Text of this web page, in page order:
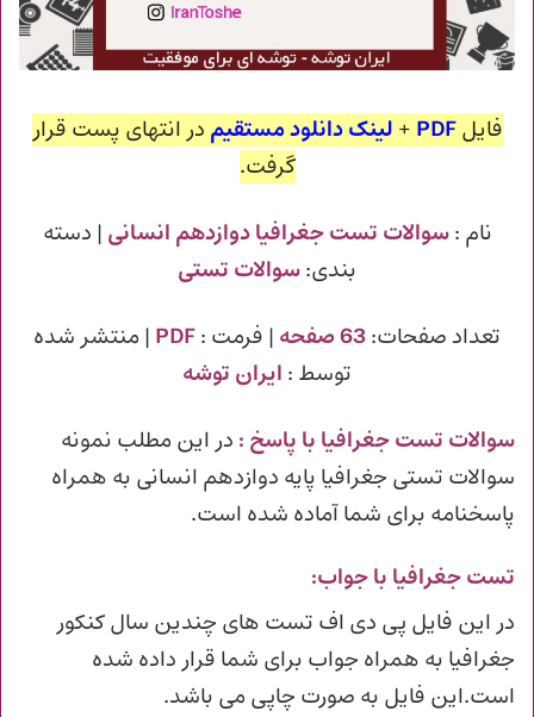
فایلPDF
+ لینک دانلود مستقیم در انتهای پست قرار
گرفت.
نام :سوالات تست جغرافیا دوازدهم انسانی | دسته
بندی:سوالات تستی
تعداد صفحات:63 صفحه | فرمت :
| منتشر شده
توسط : ایران توشه
سوالات تست جغرافیا با پاسخ : در این مطلب نمونه
سوالات تستی جغرافیا پایه دوازدهم انسانی به همراه
پاسخنامه برای شما آماده شده است.
تست جغرافیا با جواب:
در این فایل پی دی اف تست های چندین سال کنکور
جغرافیا به همراه جواب برای شما قرار داده شده
است.این فایل به صورت چاپی می باشد.